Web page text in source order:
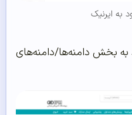
به ایرنیک
به بخش دامنه‌ها/دامنه‌های